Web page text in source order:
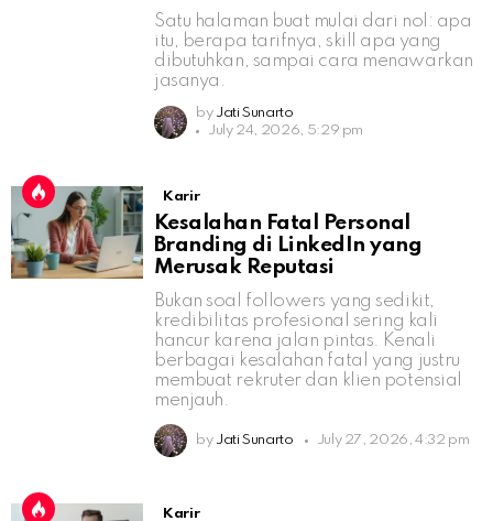
Satu halaman buat mulai dari nol: apa
itu, berapa tarifnya, skill apa yang
dibutuhkan, sampai cara menawarkan
jasanya.
by Jati Sunarto
July 24, 2026, 5:29 pm
Karir
Kesalahan Fatal Personal
Branding di LinkedIn yang
Merusak Reputasi
Bukan soal followers yang sedikit,
kredibilitas profesional sering kali
hancur karena jalan pintas. Kenali
berbagai kesalahan fatal yang justru
membuat rekruter dan klien potensial
menjauh.
by Jati Sunarto July 27, 2026, 4:32 pm
Karir